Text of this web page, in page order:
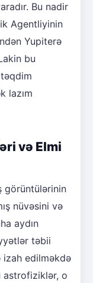
Bu nadir
Agentliyinin
Yupiterə
bu
lazım
və Elmi
görüntülərinin
nüvəsini və
aydın
təbii
edilməkdə
astrofiziklər, o